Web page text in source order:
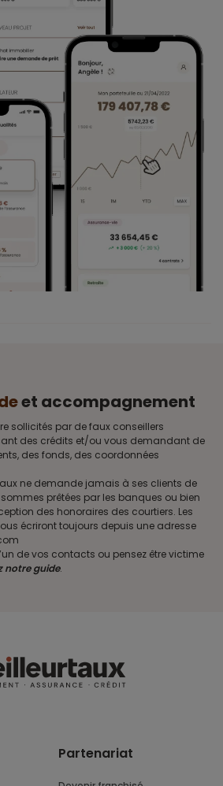
et accompagnement
sollicités par de faux conseillers
des crédits et/ou vous demandant de
des fonds, des coordonnées
ne demande jamais à ses clients de
prêtées par les banques ou bien
des honoraires des courtiers. Les
écriront toujours depuis une adresse
de vos contacts ou pensez être victime
notre guide.
Partenariat